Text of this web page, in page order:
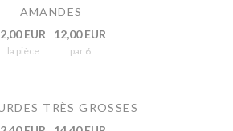
AMANDES
2,00 EUR
la pièce
12,00 EUR
par 6
TRÈS GROSSES